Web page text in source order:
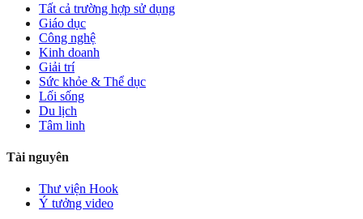
Tất cả trường hợp sử dụng
Giáo dục
Công nghệ
Kinh doanh
Giải trí
Sức khỏe & Thể dục
Lối sống
Du lịch
Tâm linh
Tài nguyên
Thư viện Hook
Ý tưởng video